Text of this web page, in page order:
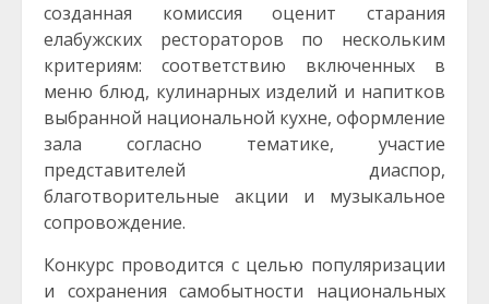
созданная комиссия оценит старания
елабужских рестораторов по нескольким
критериям: соответствию включенных в
меню блюд, кулинарных изделий и напитков
выбранной национальной кухне, оформление
зала согласно тематике, участие
представителей диаспор,
благотворительные акции и музыкальное
сопровождение.
Конкурс проводится с целью популяризации
и сохранения самобытности национальных